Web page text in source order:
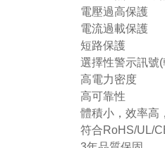
電壓過高保護
電流過載保護
短路保護
選擇性警示訊號
高電力密度
高可靠性
體積小，效率高
符合RoHS/UL/